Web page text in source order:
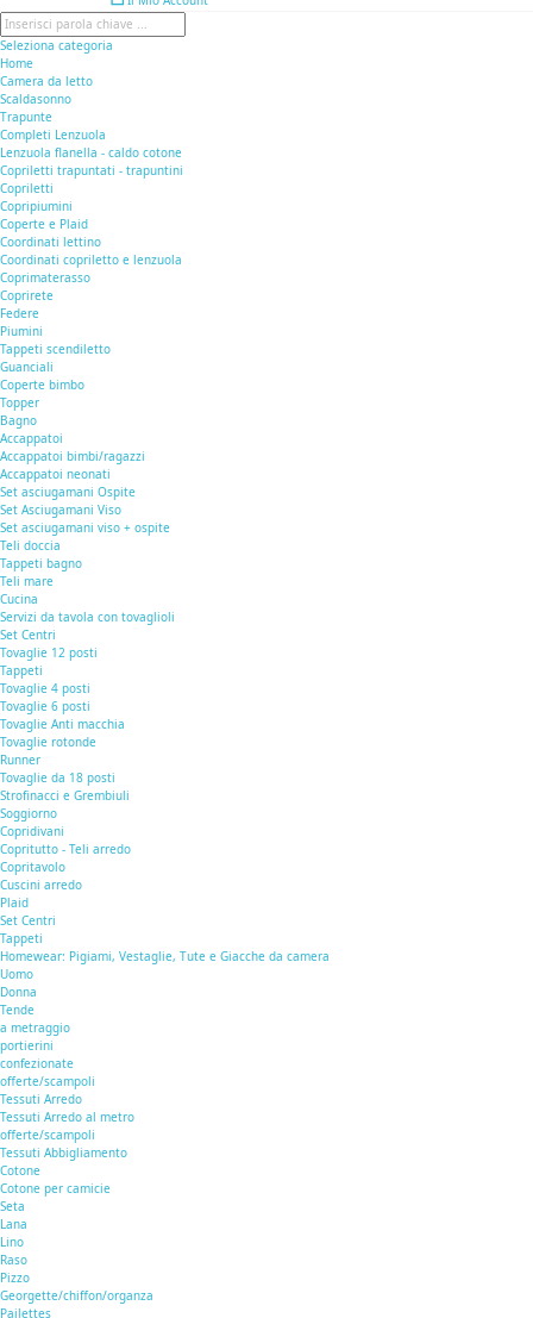
Seleziona categoria
Home
Camera da letto
Scaldasonno
Trapunte
Completi Lenzuola
Lenzuola flanella - caldo cotone
Copriletti trapuntati - trapuntini
Copriletti
Copripiumini
Coperte e Plaid
Coordinati lettino
Coordinati copriletto e lenzuola
Coprimaterasso
Coprirete
Federe
Piumini
Tappeti scendiletto
Guanciali
Coperte bimbo
Topper
Bagno
Accappatoi
Accappatoi bimbi/ragazzi
Accappatoi neonati
Set asciugamani Ospite
Set Asciugamani Viso
Set asciugamani viso + ospite
Teli doccia
Tappeti bagno
Teli mare
Cucina
Servizi da tavola con tovaglioli
Set Centri
Tovaglie 12 posti
Tappeti
Tovaglie 4 posti
Tovaglie 6 posti
Tovaglie Anti macchia
Tovaglie rotonde
Runner
Tovaglie da 18 posti
Strofinacci e Grembiuli
Soggiorno
Copridivani
Copritutto - Teli arredo
Copritavolo
Cuscini arredo
Plaid
Set Centri
Tappeti
Homewear: Pigiami, Vestaglie, Tute e Giacche da camera
Uomo
Donna
Tende
a metraggio
portierini
confezionate
offerte/scampoli
Tessuti Arredo
Tessuti Arredo al metro
offerte/scampoli
Tessuti Abbigliamento
Cotone
Cotone per camicie
Seta
Lana
Lino
Raso
Pizzo
Georgette/chiffon/organza
Pailettes